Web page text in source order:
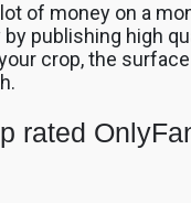
of money on a
publishing high
crop, the
rated